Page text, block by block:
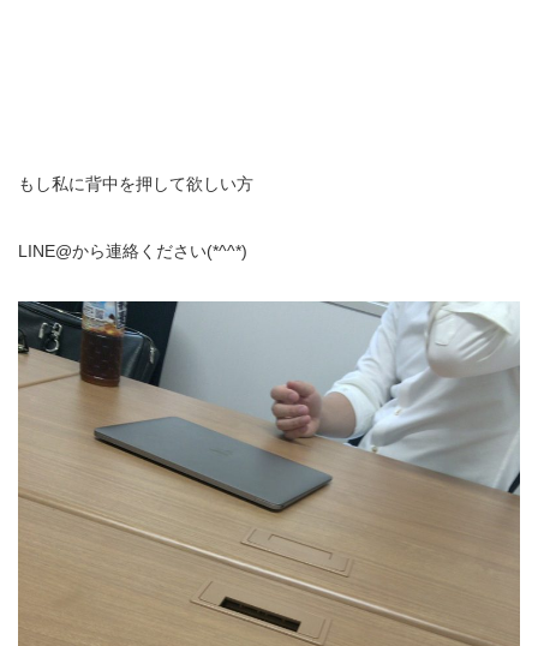
もし私に背中を押して欲しい方
LINE@から連絡ください(*^^*)